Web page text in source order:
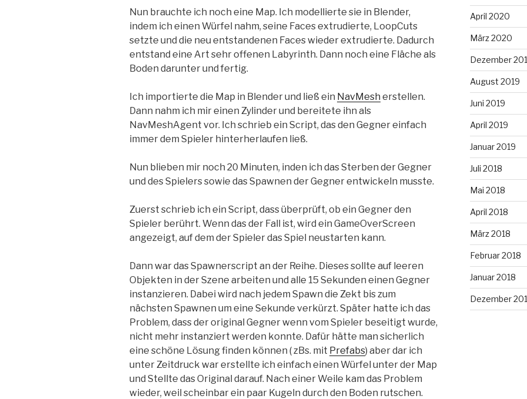
Nun brauchte ich noch eine Map. Ich modellierte sie in Blender,
indem ich einen Würfel nahm, seine Faces extrudierte, LoopCuts
setzte und die neu entstandenen Faces wieder extrudierte. Dadurch
entstand eine Art sehr offenen Labyrinth. Dann noch eine Fläche als
Boden darunter und fertig.
Ich importierte die Map in Blender und ließ ein NavMesh erstellen.
Dann nahm ich mir einen Zylinder und bereitete ihn als
NavMeshAgent vor. Ich schrieb ein Script, das den Gegner einfach
immer dem Spieler hinterherlaufen ließ.
Nun blieben mir noch 20 Minuten, inden ich das Sterben der Gegner
und des Spielers sowie das Spawnen der Gegner entwickeln musste.
Zuerst schrieb ich ein Script, dass überprüft, ob ein Gegner den
Spieler berührt. Wenn das der Fall ist, wird ein GameOverScreen
angezeigt, auf dem der Spieler das Spiel neustarten kann.
Dann war das Spawnerscript an der Reihe. Dieses sollte auf leeren
Objekten in der Szene arbeiten und alle 15 Sekunden einen Gegner
instanzieren. Dabei wird nach jedem Spawn die Zekt bis zum
nächsten Spawnen um eine Sekunde verkürzt. Später hatte ich das
Problem, dass der original Gegner wenn vom Spieler beseitigt wurde,
nicht mehr instanziert werden konnte. Dafür hätte man sicherlich
eine schöne Lösung finden können ( zBs. mit Prefabs) aber dar ich
unter Zeitdruck war erstellte ich einfach einen Würfel unter der Map
und Stellte das Original darauf. Nach einer Weile kam das Problem
wieder, weil scheinbar ein paar Kugeln durch den Boden rutschen.
April 2020
März 2020
Dezember
August 2019
Juni 2019
April 2019
Januar 2019
Juli 2018
Mai 2018
April 2018
März 2018
Februar 2018
Januar 2018
Dezember